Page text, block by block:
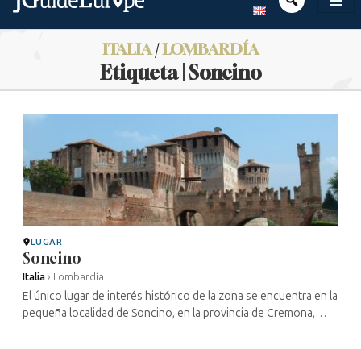
ITALIA/LOMBARDÍA
Etiqueta | Soncino
LUGAR
Soncino
Italia › Lombardía
El único lugar de interés histórico de la zona se encuentra en la
pequeña localidad de Soncino, en la provincia de Cremona,